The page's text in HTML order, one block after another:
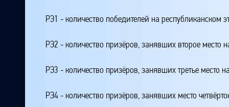
РЭ1 - количество победителей на республиканском
РЭ2 - количество призёров, занявших второе место
РЭ3 - количество призёров, занявших третье место
РЭ4 - количество призёров, занявших место